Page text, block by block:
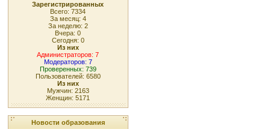
Зарегистрированных
Всего: 7334
За месяц: 4
За неделю: 2
Вчера: 0
Сегодня: 0
Из них
Администраторов: 7
Модераторов: 7
Проверенных: 739
Пользователей: 6580
Из них
Мужчин: 2163
Женщин: 5171
Новости образования